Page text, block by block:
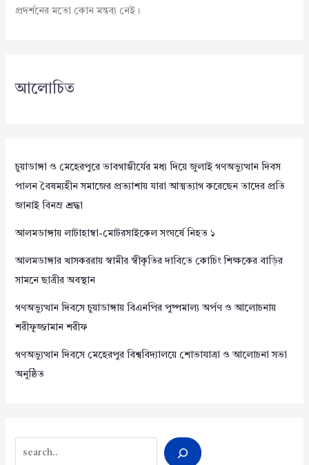
প্রদর্শনের মতো কোন মন্তব্য নেই।
আলোচিত
চুয়াডাঙ্গা ও মেহেরপুরে ভাবগাম্ভীর্যের মধ্য দিয়ে জুলাই গণঅভ্যুত্থান দিবস
পালন বৈষম্যহীন সমাজের প্রত্যাশায় যারা আত্মত্যাগ করেছেন তাদের প্রতি
জানাই বিনম্র শ্রদ্ধা
আলমডাঙ্গায় লাটাহাম্বা-মোটরসাইকেল সংঘর্ষে নিহত ১
আলমডাঙ্গার খাসকররায় স্বামীর স্বীকৃতির দাবিতে কোচিং শিক্ষকের বাড়ির
সামনে ছাত্রীর অবস্থান
গণঅভ্যুত্থান দিবসে চুয়াডাঙ্গায় বিএনপির পুষ্পমাল্য অর্পণ ও আলোচনায়
শরীফুজ্জামান শরীফ
গণঅভ্যুত্থান দিবসে মেহেরপুর বিশ্ববিদ্যালয়ে শোভাযাত্রা ও আলোচনা সভা
অনুষ্ঠিত